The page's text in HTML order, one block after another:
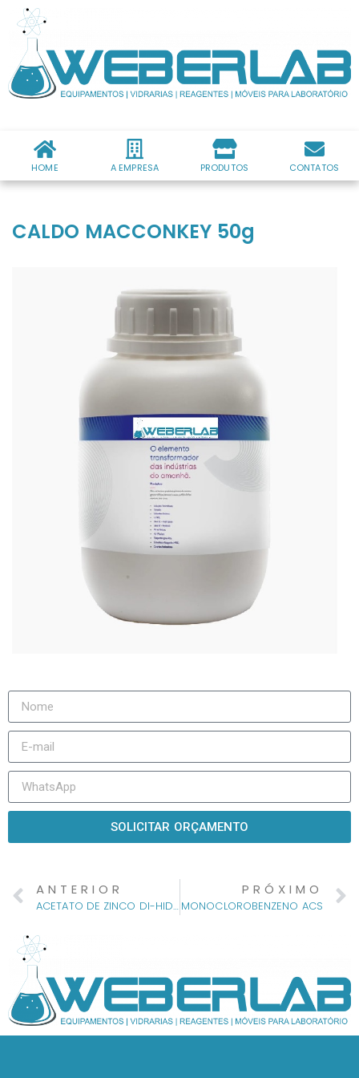
HOME A EMPRESA PRODUTOS CONTATOS
CALDO MACCONKEY 50g
SOLICITAR ORÇAMENTO
ANTERIOR
ACETATO DE ZINCO DI-HIDRATADO ACS
PRÓXIMO
MONOCLOROBENZENO ACS